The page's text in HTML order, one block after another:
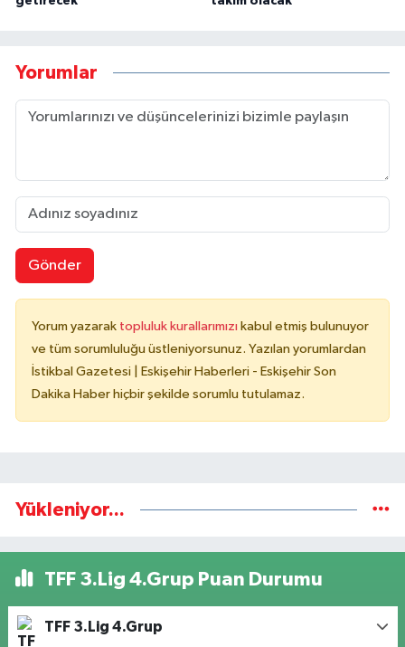
Yorumlar
Gönder
Yorum yazarak topluluk kurallarımızı kabul etmiş bulunuyor
ve tüm sorumluluğu üstleniyorsunuz. Yazılan yorumlardan
İstikbal Gazetesi | Eskişehir Haberleri - Eskişehir Son
Dakika Haber hiçbir şekilde sorumlu tutulamaz.
Yükleniyor...
TFF 3.Lig 4.Grup Puan Durumu
TFF 3.Lig 4.Grup